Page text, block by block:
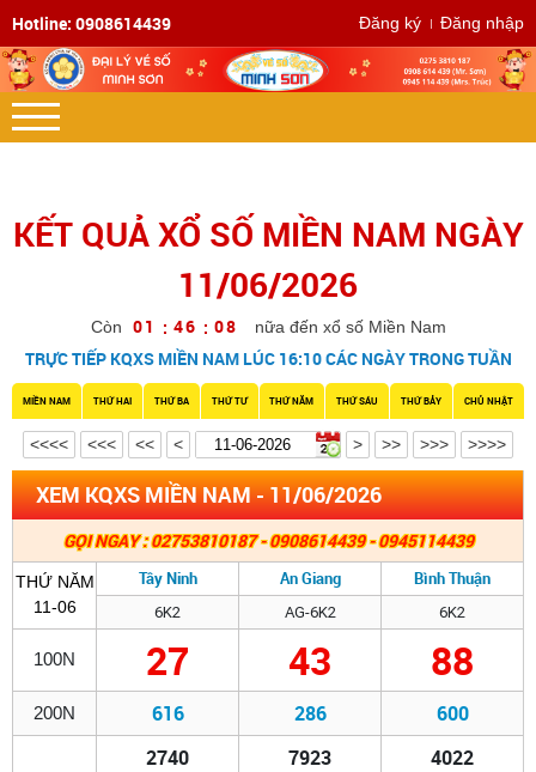
Hotline: 0908614439 Đăng ký Đăng nhập
KẾT QUẢ XỔ SỐ MIỀN NAM NGÀY
11/06/2026
Còn 01 : 46 : 0
7
8
nữa đến xổ số Miền Nam
TRỰC TIẾP KQXS MIỀN NAM LÚC 16:10 CÁC NGÀY TRONG TUẦN
MIỀN NAM THỨ HAI THỨ BA THỨ TƯ THỨ NĂM THỨ SÁU THỨ BẢY CHỦ NHẬT
<<<< <<< << < > >> >>> >>>>
XEM KQXS MIỀN NAM - 11/06/2026
GỌI NGAY : 02753810187 - 0908614439 - 0945114439
THỨ NĂM
11-06
Tây Ninh An Giang Bình Thuận
6K2 AG-6K2 6K2
100N 27 43 88
200N 616 286 600
2740
7923
4022